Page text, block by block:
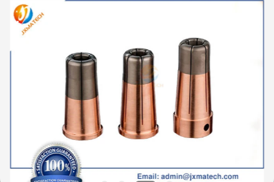
ÜRÜN:%
HAKKIMIZDA
Rights
Reserved.
Developed
ECER